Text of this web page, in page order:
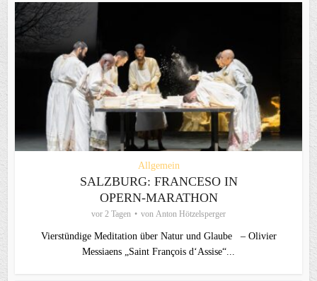
Allgemein
SALZBURG: FRANCESO IN
OPERN-MARATHON
vor 2 Tagen von Anton Hötzelsperger
Vierstündige Meditation über Natur und Glaube – Olivier
Messiaens „Saint François d‘Assise“...